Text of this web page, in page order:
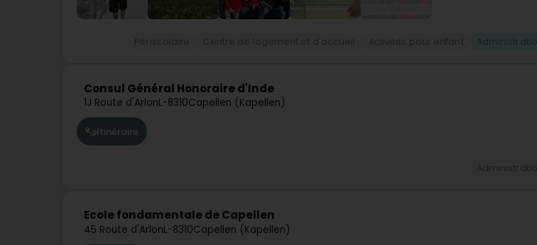
Consul Général Honoraire d'Inde
1J Route d'ArlonL-8310Capellen (Kapellen)
Itinéraire
Ecole fondamentale de Capellen
45 Route d'ArlonL-8310Capellen (Kapellen)